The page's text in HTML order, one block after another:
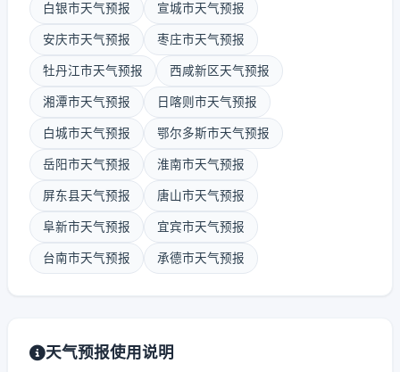
白银市天气预报 宣城市天气预报
安庆市天气预报 枣庄市天气预报
牡丹江市天气预报 西咸新区天气预报
湘潭市天气预报 日喀则市天气预报
白城市天气预报 鄂尔多斯市天气预报
岳阳市天气预报 淮南市天气预报
屏东县天气预报 唐山市天气预报
阜新市天气预报 宜宾市天气预报
台南市天气预报 承德市天气预报
天气预报使用说明